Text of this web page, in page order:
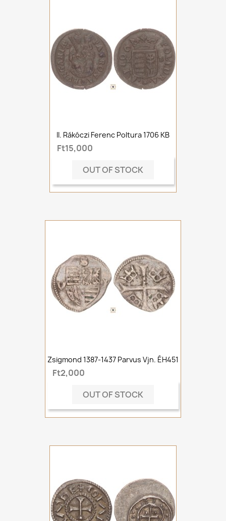
II. Rákóczi Ferenc Poltura 1706 KB
Ft15,000
OUT OF STOCK
Zsigmond 1387-1437 Parvus Vjn. ÉH451
Ft2,000
OUT OF STOCK